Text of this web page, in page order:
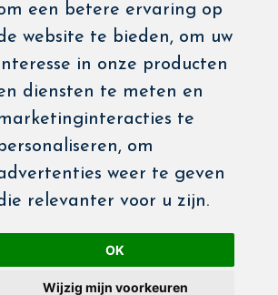
een betere ervaring op
website te bieden, om uw
in onze producten
diensten te meten en
te
, om
weer te geven
relevanter voor u zijn.
OK
Wijzig mijn voorkeuren